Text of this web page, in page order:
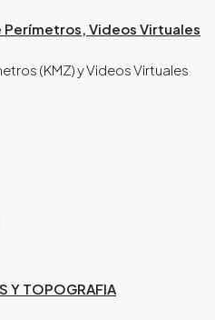
Perímetros, Videos Virtuales
(KMZ) y Videos Virtuales
Y TOPOGRAFIA